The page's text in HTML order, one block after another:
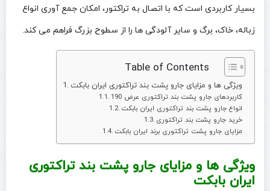
بسیار کاربردی است که با اتصال به تراکتور، امکان جمع‌ آوری انواع
زباله، خاک، برگ و سایر آلودگی‌ ها را از سطوح بزرگ فراهم می‌ کند.
Table of Contents
ویژگی‌ ها و مزایای جارو پشت بند تراکتوری ایران بابکت
کاربردهای جارو پشت بند تراکتوری عرض 190
انواع جارو پشت بند تراکتوری ایران بابکت
خرید جارو پشت بند تراکتوری
مزایای جارو پشت تراکتوری برند ایران بابکت
ویژگی‌ ها و مزایای جارو پشت بند تراکتوری
ایران بابکت